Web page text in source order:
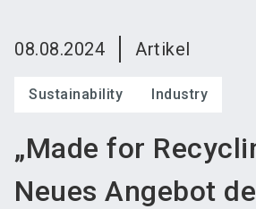
08.08.2024 Artikel
Sustainability Industry
„Made for
Neues Angebot